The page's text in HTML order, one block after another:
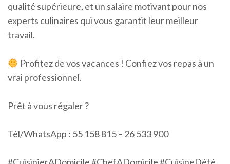
qualité supérieure, et un salaire motivant pour nos
experts culinaires qui vous garantit leur meilleur
travail.
Profitez de vos vacances ! Confiez vos repas à un
vrai professionnel.
Prêt à vous régaler ?
Tél/WhatsApp : 55 158 815 – 26 533 900